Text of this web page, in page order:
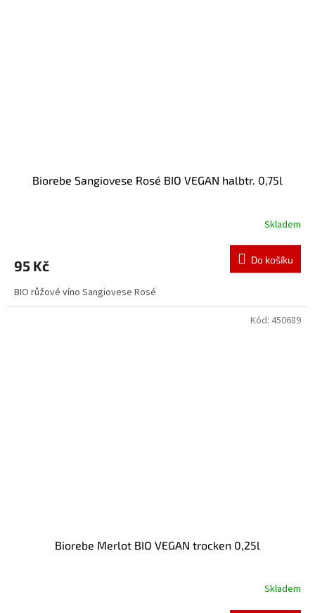
Biorebe Sangiovese Rosé BIO VEGAN halbtr. 0,75l
Skladem
95 Kč Do košíku
BIO růžové víno Sangiovese Rosé
Biorebe Merlot BIO VEGAN trocken 0,25l
Skladem
Kód: 450689